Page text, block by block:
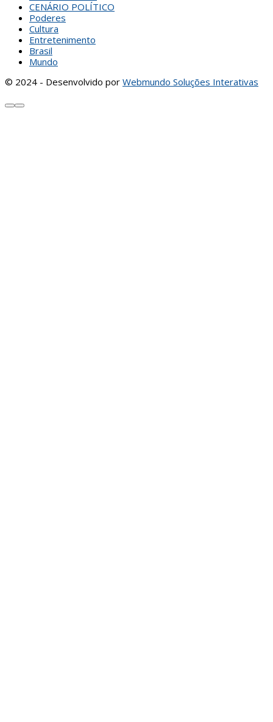
CENÁRIO POLÍTICO
Poderes
Cultura
Entretenimento
Brasil
Mundo
© 2024 - Desenvolvido por Webmundo Soluções Interativas